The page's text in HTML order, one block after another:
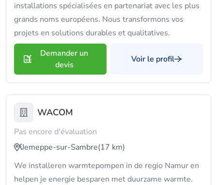
installations spécialisées en partenariat avec les plus
grands noms européens. Nous transformons vos
projets en solutions durables et qualitatives.
Demander un
devis
Voir le profil
WACOM
Pas encore d'évaluation
Jemeppe-sur-Sambre(17 km)
We installeren warmtepompen in de regio Namur en
helpen je energie besparen met duurzame warmte.